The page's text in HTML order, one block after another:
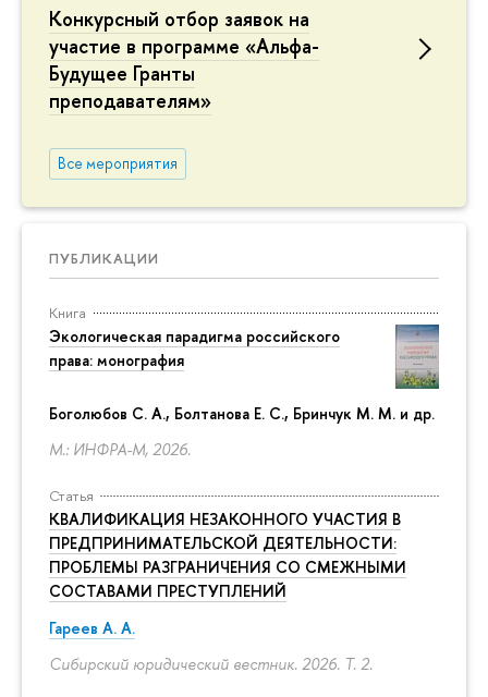
Конкурсный отбор заявок на
участие в программе «Альфа-
Будущее Гранты
преподавателям»
Все мероприятия
ПУБЛИКАЦИИ
Книга
Экологическая парадигма российского
права: монография
Боголюбов С. А., Болтанова Е. С., Бринчук М. М. и др.
М.: ИНФРА-М, 2026.
Статья
КВАЛИФИКАЦИЯ НЕЗАКОННОГО УЧАСТИЯ В
ПРЕДПРИНИМАТЕЛЬСКОЙ ДЕЯТЕЛЬНОСТИ:
ПРОБЛЕМЫ РАЗГРАНИЧЕНИЯ СО СМЕЖНЫМИ
СОСТАВАМИ ПРЕСТУПЛЕНИЙ
Гареев А. А.
Сибирский юридический вестник. 2026. Т. 2.